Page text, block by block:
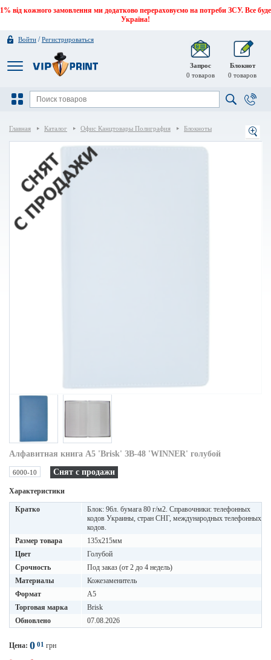
1% від кожного замовлення ми додатково перераховуємо на потреби ЗСУ. Все буде
Україна!
Войти /Регистрироваться
Запрос
0 товаров
Блокнот
0 товаров
Главная Каталог Офис Канцтовары Полиграфия Блокноты
Алфавитная книга A5 'Brisk' ЗВ-48 'WINNER' голубой
6000-10 Снят с продажи
Характеристики
Кратко
Блок: 96л. бумага 80 г/м2. Справочники: телефонных
кодов Украины, стран СНГ, международных телефонных
кодов.
Размер товара
135х215мм
Цвет
Голубой
Срочность
Под заказ (от 2 до 4 недель)
Материалы
Кожезаменитель
Формат
A5
Торговая марка
Brisk
Обновлено
07.08.2026
Цена: 0 01 грн